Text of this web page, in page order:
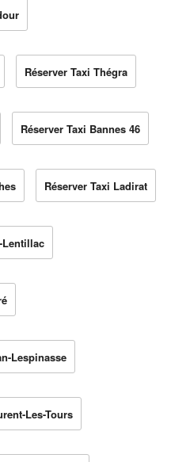
Réserver Taxi Thégra
Réserver Taxi Bannes 46
Réserver Taxi Ladirat
Lentillac
Lespinasse
Les-Tours